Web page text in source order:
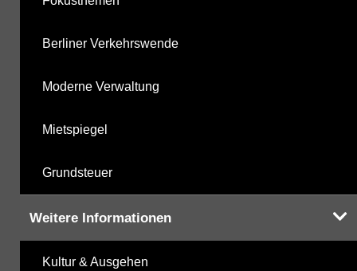
Berliner Verkehrswende
Moderne Verwaltung
Mietspiegel
Grundsteuer
Weitere Informationen
Kultur & Ausgehen